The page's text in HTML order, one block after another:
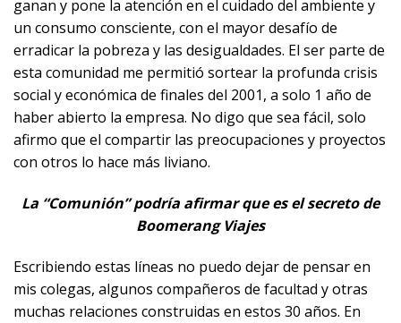
ganan y pone la atención en el cuidado del ambiente y
un consumo consciente, con el mayor desafío de
erradicar la pobreza y las desigualdades. El ser parte de
esta comunidad me permitió sortear la profunda crisis
social y económica de finales del 2001, a solo 1 año de
haber abierto la empresa. No digo que sea fácil, solo
afirmo que el compartir las preocupaciones y proyectos
con otros lo hace más liviano.
La “Comunión” podría afirmar que es el secreto de
Boomerang Viajes
Escribiendo estas líneas no puedo dejar de pensar en
mis colegas, algunos compañeros de facultad y otras
muchas relaciones construidas en estos 30 años. En